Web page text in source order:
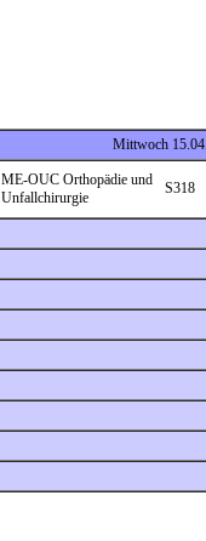
Mittwoch 15.04.
ME-OUC Orthopädie und
Unfallchirurgie
S318